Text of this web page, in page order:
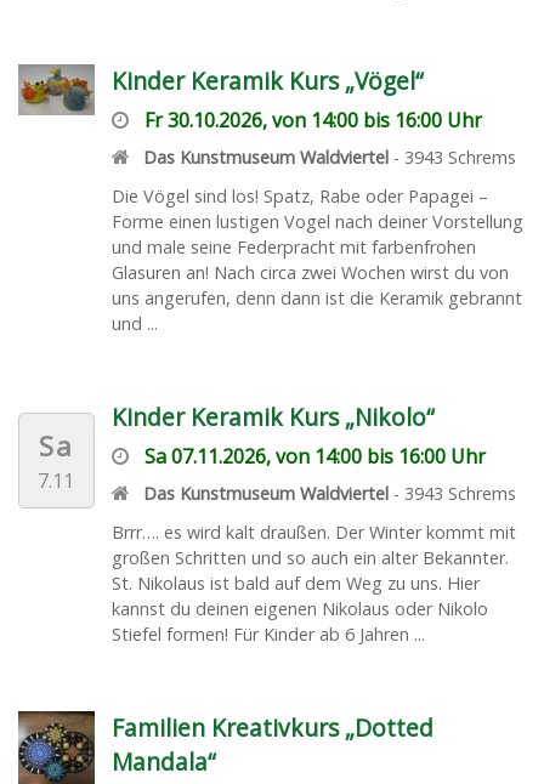
Kinder Keramik Kurs „Vögel“
Fr 30.10.2026, von 14:00 bis 16:00 Uhr
Das Kunstmuseum Waldviertel - 3943 Schrems
Die Vögel sind los! Spatz, Rabe oder Papagei –
Forme einen lustigen Vogel nach deiner Vorstellung
und male seine Federpracht mit farbenfrohen
Glasuren an! Nach circa zwei Wochen wirst du von
uns angerufen, denn dann ist die Keramik gebrannt
und ...
Sa
7.11
Kinder Keramik Kurs „Nikolo“
Sa 07.11.2026, von 14:00 bis 16:00 Uhr
Das Kunstmuseum Waldviertel - 3943 Schrems
Brrr…. es wird kalt draußen. Der Winter kommt mit
großen Schritten und so auch ein alter Bekannter.
St. Nikolaus ist bald auf dem Weg zu uns. Hier
kannst du deinen eigenen Nikolaus oder Nikolo
Stiefel formen! Für Kinder ab 6 Jahren ...
Familien Kreativkurs „Dotted
Mandala“